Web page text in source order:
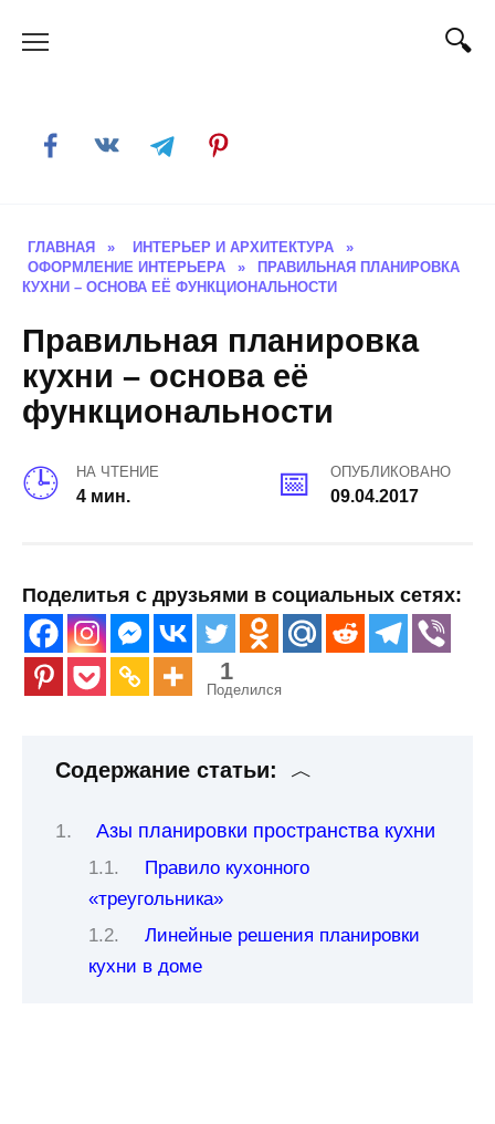
ГЛАВНАЯ » ИНТЕРЬЕР И АРХИТЕКТУРА
»
ОФОРМЛЕНИЕ ИНТЕРЬЕРА
»
ПРАВИЛЬНАЯ ПЛАНИРОВКА
КУХНИ – ОСНОВА ЕЁ ФУНКЦИОНАЛЬНОСТИ
Правильная планировка
кухни – основа её
функциональности
НА ЧТЕНИЕ
4 мин.
ОПУБЛИКОВАНО
09.04.2017
Поделитья с друзьями в социальных сетях:
1
Поделился
Содержание статьи:
Азы планировки пространства кухни
Правило кухонного
«треугольника»
Линейные решения планировки
кухни в доме